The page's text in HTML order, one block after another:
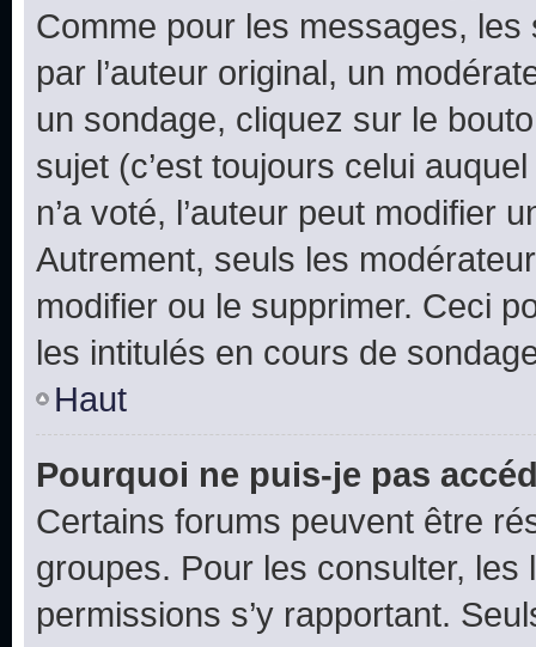
Comme pour les messages,
par l’auteur original, un
un sondage, cliquez sur le
sujet (c’est toujours celui
n’a voté, l’auteur peut modifier
Autrement, seuls les
modifier ou le supprimer. Ceci
les intitulés en cours de
Haut
Pourquoi ne puis-je pas
Certains forums peuvent être
groupes. Pour les consulter,
permissions s’y rapportant.